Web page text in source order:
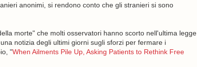
anonimi, si rendono conto che gli stranieri si sono
morte" che molti osservatori hanno scorto nell'ultima legge
notizia degli ultimi giorni sugli sforzi per fermare i
"When Ailments Pile Up, Asking Patients to Rethink Free